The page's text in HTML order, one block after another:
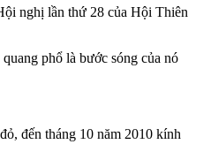
nghị lần thứ 28 của Hội Thiên
phổ là bước sóng của nó
đến tháng 10 năm 2010 kính